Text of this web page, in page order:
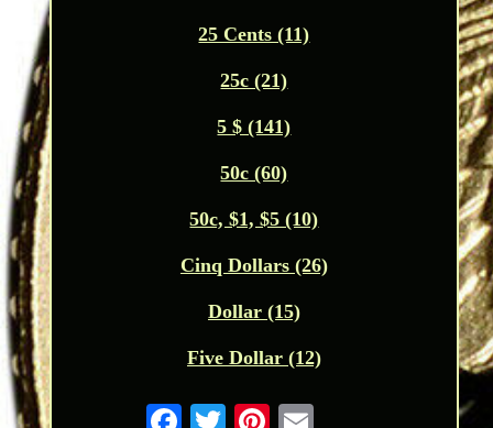
25 Cents (11)
25c (21)
5 $ (141)
50c (60)
50c, $1, $5 (10)
Cinq Dollars (26)
Dollar (15)
Five Dollar (12)